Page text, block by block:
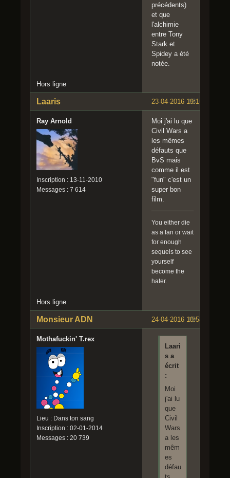
précédents)
et que
l'alchimie
entre Tony
Stark et
Spidey a été
notée.
Hors ligne
#8
23-04-2016 19:15:45
Laaris
Ray Arnold
Inscription : 13-11-2010
Messages : 7 614
Moi j'ai lu que
Civil Wars a
les mêmes
défauts que
BvS mais
comme il est
"fun" c'est un
super bon
film.
You either die
as a fan or wait
for enough
sequels to see
yourself
become the
hater.
Hors ligne
#9
24-04-2016 10:58:00
Monsieur ADN
Mothafuckin' T.rex
Lieu : Dans ton sang
Inscription : 02-01-2014
Messages : 20 739
Laari
s a
écrit
:
Moi
j'ai lu
que
Civil
Wars
a les
mêm
es
défau